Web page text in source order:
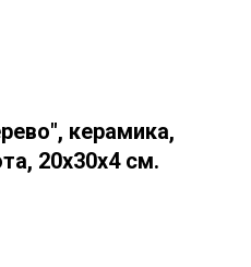
керамика,
20х30х4 см.